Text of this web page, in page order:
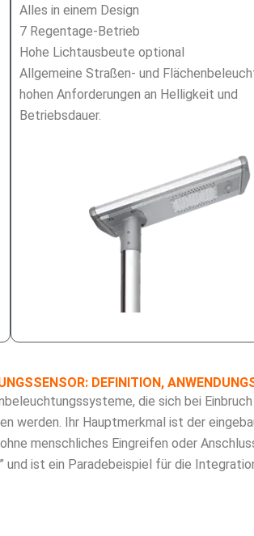
Alles in einem Design
7 Regentage-Betrieb
Hohe Lichtausbeute optional
Allgemeine Straßen- und
hohen Anforderungen an Helligkeit und
Betriebsdauer.
DEFINITION,
die sich bei
werden. Ihr Hauptmerkmal ist der
menschliches Eingreifen oder
ist ein Paradebeispiel für die